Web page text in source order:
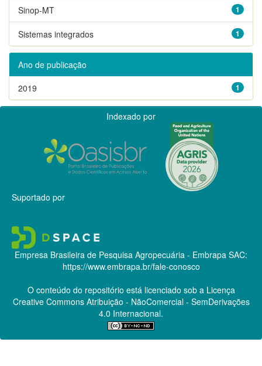
1
Sinop-MT
1
Sistemas integrados
Ano de publicação
1
2019
Indexado por
Suportado por
Empresa Brasileira de Pesquisa Agropecuária - Embrapa SAC:
https://www.embrapa.br/fale-conosco
O conteúdo do repositório está licenciado sob a Licença
Creative CommonsAtribuição - NãoComercial - SemDerivações
4.0 Internacional.